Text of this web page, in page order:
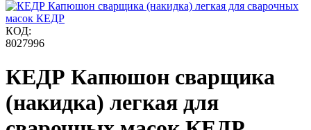
КОД:
8027996
КЕДР Капюшон сварщика
(накидка) легкая для